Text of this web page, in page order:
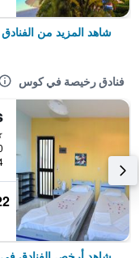
شاهد المزيد من الفنادق
فنادق رخيصة في كوس
2
2.4